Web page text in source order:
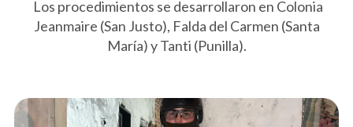
Los procedimientos se desarrollaron en Colonia
Jeanmaire (San Justo), Falda del Carmen (Santa
María) y Tanti (Punilla).